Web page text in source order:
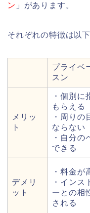
ン 」があります。
それぞれの特徴は以
プライベ
スン
メリッ
ト
・個別に
もらえる
・周りの
ならない
・自分の
できる
デメリ
ット
・料金が
・インス
ーとの相
される